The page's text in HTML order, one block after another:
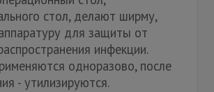
стол, делают ширму,
для защиты от
инфекции.
одноразово, после
- утилизируются.